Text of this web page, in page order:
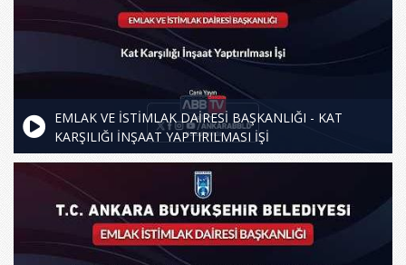
EMLAK VE İSTİMLAK DAİRESİ BAŞKANLIĞI - KAT
KARŞILIĞI İNŞAAT YAPTIRILMASI İŞİ